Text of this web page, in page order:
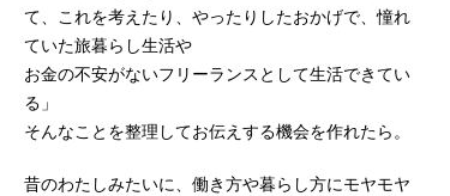
て、これを考えたり、やったりしたおかげで、憧れ
ていた旅暮らし生活や
お金の不安がないフリーランスとして生活できてい
る」
そんなことを整理してお伝えする機会を作れたら。
昔のわたしみたいに、働き方や暮らし方にモヤモヤ